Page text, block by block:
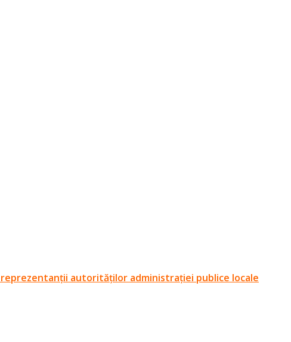
autorităților administrației publice locale